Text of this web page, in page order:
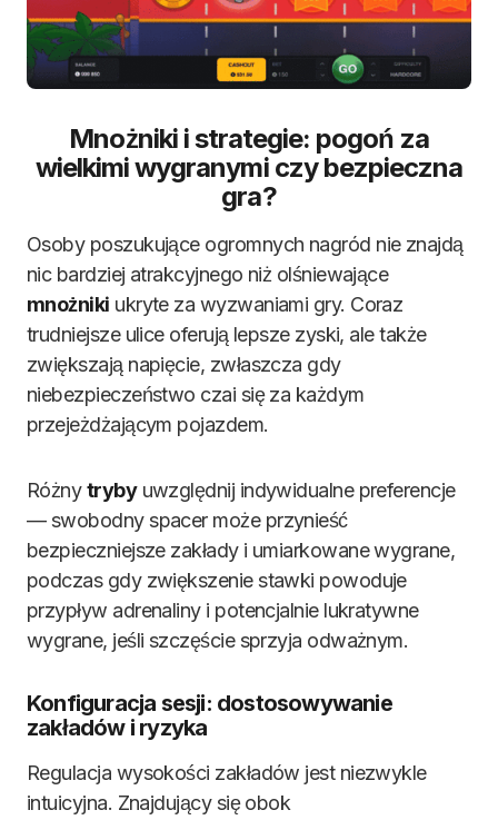
Mnożniki i strategie: pogoń za
wielkimi wygranymi czy bezpieczna
gra?
Osoby poszukujące ogromnych nagród nie znajdą
nic bardziej atrakcyjnego niż olśniewające
mnożniki ukryte za wyzwaniami gry. Coraz
trudniejsze ulice oferują lepsze zyski, ale także
zwiększają napięcie, zwłaszcza gdy
niebezpieczeństwo czai się za każdym
przejeżdżającym pojazdem.
Różnytrybyuwzględnij indywidualne preferencje
— swobodny spacer może przynieść
bezpieczniejsze zakłady i umiarkowane wygrane,
podczas gdy zwiększenie stawki powoduje
przypływ adrenaliny i potencjalnie lukratywne
wygrane, jeśli szczęście sprzyja odważnym.
Konfiguracja sesji: dostosowywanie
zakładów i ryzyka
Regulacja wysokości zakładów jest niezwykle
intuicyjna. Znajdujący się obok